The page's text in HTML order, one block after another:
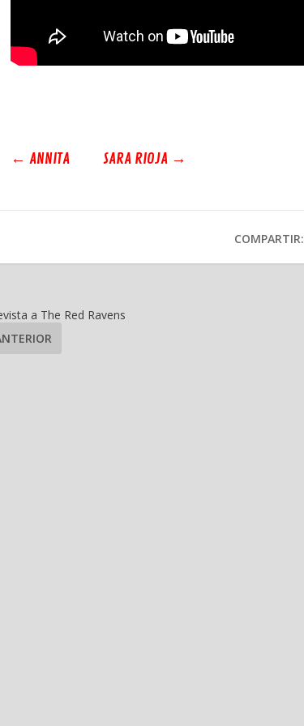
← ANNITA SARA RIOJA→
COMPARTIR:
a The Red Ravens